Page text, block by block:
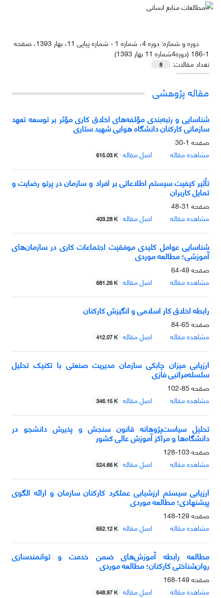
دوره و شماره:
دوره 4، شماره 1 - شماره پیاپی 11، بهار 1393، صفحه
1-186 (دوره4شماره 11 بهار 1393)
تعداد مقالات:
8
مقاله پژوهشی
شناسایی و رتبه‌بندی مؤلفه‌های اخلاق کاری مؤثر بر توسعه تعهد
سازمانی کارکنان دانشگاه هوایی شهید ستاری
صفحه 1-30
مشاهده مقاله
اصل مقاله 615.03 K
تأثیر کیفیت سیستم اطلاعاتی بر افراد و سازمان در پرتو رضایت و
تمایل کاربران
صفحه 31-48
مشاهده مقاله
اصل مقاله 403.28 K
شناسایی‌ عوامل‌ کلیدی موفقیت اجتماعات‌ کاری در سازمان‌های
آموزشی؛ مطالعه موردی
صفحه49-64
مشاهده مقاله
اصل مقاله 681.26 K
رابطه اخلاق کار اسلامی و انگیزش کارکنان
صفحه 65-84
مشاهده مقاله
اصل مقاله 412.07 K
ارزیابی میزان چابکی سازمان مدیریت صنعتی با تکنیک تحلیل
سلسله‌مراتبی فازی
صفحه 85-102
مشاهده مقاله
اصل مقاله 346.15 K
تحلیل سیاست‌پژوهانه قانون سنجش و پذیرش دانشجو در
دانشگاه‌ها و مراکز آموزش عالی کشور
صفحه 103-128
مشاهده مقاله
اصل مقاله 524.66 K
ارزیابی سیستم ارزشیابی عملکرد کارکنان سازمان و ارائه الگوی
پیشنهادی؛ مطالعه موردی
صفحه129-148
مشاهده مقاله
اصل مقاله 652.12 K
مطالعه رابطه آموزش‌های‌ ضمن خدمت و توانمندسازی
روان‌شناختی کارکنان؛ مطالعه موردی
صفحه149-168
مشاهده مقاله
اصل مقاله 648.97 K